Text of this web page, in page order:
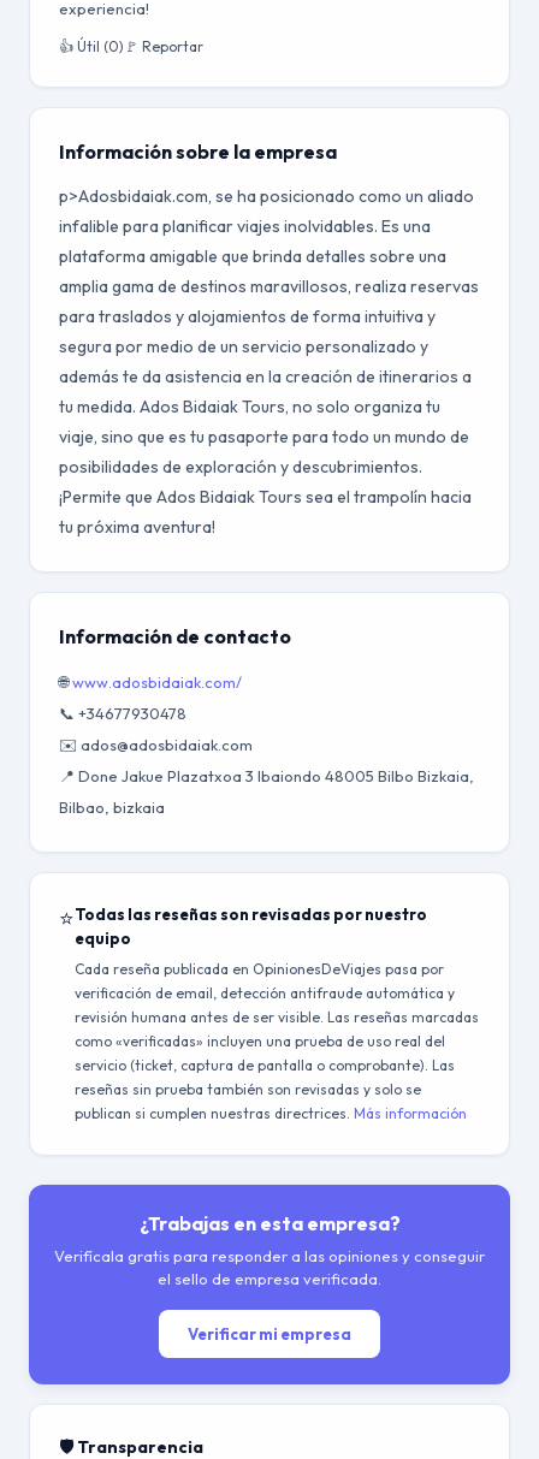
experiencia!
👍 Útil (0) 🚩 Reportar
Información sobre la empresa
p>Adosbidaiak.com, se ha posicionado como un aliado
infalible para planificar viajes inolvidables. Es una
plataforma amigable que brinda detalles sobre una
amplia gama de destinos maravillosos, realiza reservas
para traslados y alojamientos de forma intuitiva y
segura por medio de un servicio personalizado y
además te da asistencia en la creación de itinerarios a
tu medida. Ados Bidaiak Tours, no solo organiza tu
viaje, sino que es tu pasaporte para todo un mundo de
posibilidades de exploración y descubrimientos.
¡Permite que Ados Bidaiak Tours sea el trampolín hacia
tu próxima aventura!
Información de contacto
🌐www.adosbidaiak.com/
📞 +34677930478
✉️ ados@adosbidaiak.com
📍 Done Jakue Plazatxoa 3 Ibaiondo 48005 Bilbo Bizkaia,
Bilbao, bizkaia
⭐Todas las reseñas son revisadas por nuestro
equipo
Cada reseña publicada en OpinionesDeViajes pasa por
verificación de email, detección antifraude automática y
revisión humana antes de ser visible. Las reseñas marcadas
como «verificadas» incluyen una prueba de uso real del
servicio (ticket, captura de pantalla o comprobante). Las
reseñas sin prueba también son revisadas y solo se
publican si cumplen nuestras directrices. Más información
¿Trabajas en esta empresa?
Verifícala gratis para responder a las opiniones y conseguir
el sello de empresa verificada.
Verificar mi empresa
🛡️ Transparencia